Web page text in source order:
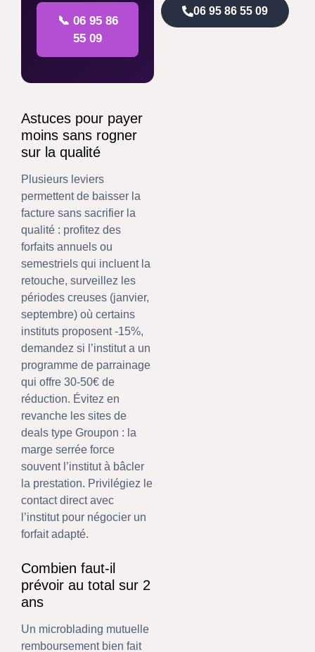
📞 06 95 86
55 09
Astuces pour payer
moins sans rogner
sur la qualité
Plusieurs leviers
permettent de baisser la
facture sans sacrifier la
qualité : profitez des
forfaits annuels ou
semestriels qui incluent la
retouche, surveillez les
périodes creuses (janvier,
septembre) où certains
instituts proposent -15%,
demandez si l’institut a un
programme de parrainage
qui offre 30-50€ de
réduction. Évitez en
revanche les sites de
deals type Groupon : la
marge serrée force
souvent l’institut à bâcler
la prestation. Privilégiez le
contact direct avec
l’institut pour négocier un
forfait adapté.
Combien faut-il
prévoir au total sur 2
ans
Un microblading mutuelle
remboursement bien fait
06 95 86 55 09